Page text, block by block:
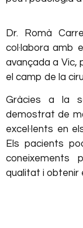
Dr. Romà
col·labora amb
avançada a Vic,
el camp de la
Gràcies a la
demostrat de
excel·lents en
Els pacients
coneixements
qualitat i obtenir